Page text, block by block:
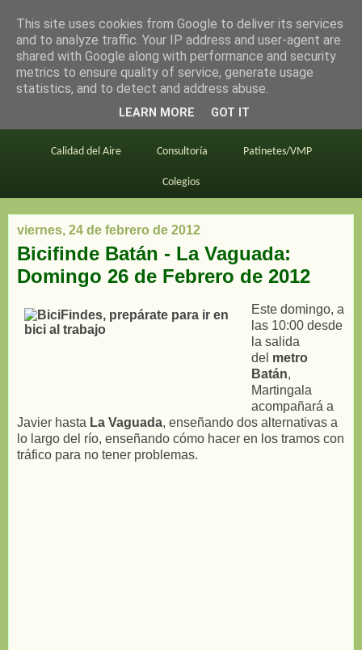
en bici por madrid
Este blog BiciMAD Primeros consejos
Calidad del Aire Consultoría Patinetes/VMP
Colegios
viernes, 24 de febrero de 2012
Bicifinde Batán - La Vaguada:
Domingo 26 de Febrero de 2012
Este domingo, a
las 10:00 desde
la salida
del metro
Batán,
Martingala
acompañará a
Javier hasta La Vaguada, enseñando dos alternativas a
lo largo del río, enseñando cómo hacer en los tramos con
tráfico para no tener problemas.
This site uses cookies from Google to deliver its services
and to analyze traffic. Your IP address and user-agent are
shared with Google along with performance and security
metrics to ensure quality of service, generate usage
statistics, and to detect and address abuse.
LEARN MORE GOT IT